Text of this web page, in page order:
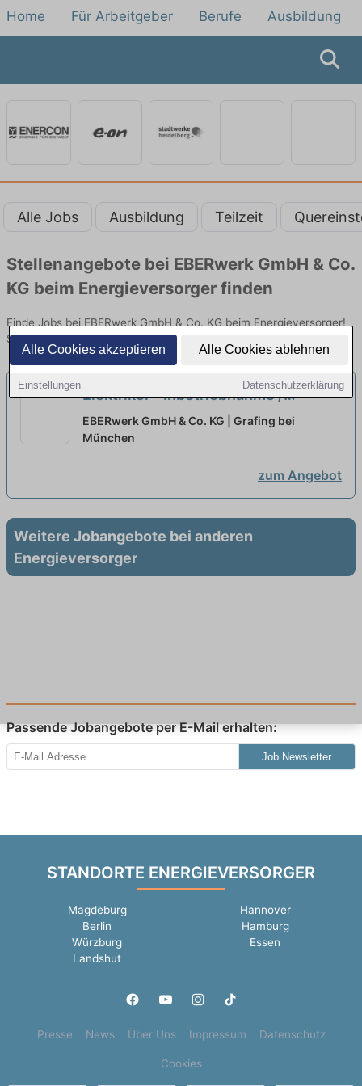
Alle Cookies akzeptieren Alle Cookies ablehnen
Einstellungen Datenschutzerklärung
Home Für Arbeitgeber Berufe Ausbildung
Alle Jobs Ausbildung Teilzeit
Stellenangebote bei EBERwerk GmbH & Co.
KG beim Energieversorger finden
Finde Jobs bei EBERwerk GmbH & Co. KG beim Energieversorger!
Stellen in Technik. Jetzt bewerben!
Elektriker - Inbetriebnahme /
Photovoltaik (m/w/d) neu
EBERwerk GmbH & Co. KG | Grafing bei
München
zum Angebot
Weitere Jobangebote bei anderen
Energieversorger
Passende Jobangebote per E-Mail erhalten:
Job Newsletter
STANDORTE ENERGIEVERSORGER
Magdeburg
Hannover
Berlin
Hamburg
Würzburg
Essen
Landshut
Presse News Über Uns Impressum Datenschutz
Cookies